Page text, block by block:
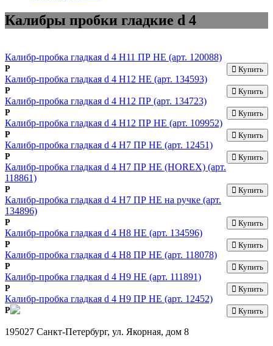
Калибры пробки гладкие d 4
Калибр-пробка гладкая d 4 Н11 ПР НЕ (арт. 120088)
Р Купить
Калибр-пробка гладкая d 4 Н12 НЕ (арт. 134593)
Р Купить
Калибр-пробка гладкая d 4 Н12 ПР (арт. 134723)
Р Купить
Калибр-пробка гладкая d 4 Н12 ПР НЕ (арт. 109952)
Р Купить
Калибр-пробка гладкая d 4 Н7 ПР НЕ (арт. 12451)
Р Купить
Калибр-пробка гладкая d 4 Н7 ПР НЕ (HOREX) (арт.
118861)
Р Купить
Калибр-пробка гладкая d 4 Н7 ПР НЕ на ручке (арт.
134896)
Р Купить
Калибр-пробка гладкая d 4 Н8 НЕ (арт. 134596)
Р Купить
Калибр-пробка гладкая d 4 Н8 ПР НЕ (арт. 118078)
Р Купить
Калибр-пробка гладкая d 4 Н9 НЕ (арт. 111891)
Р Купить
Калибр-пробка гладкая d 4 Н9 ПР НЕ (арт. 12452)
Р Купить
195027 Санкт-Петербург, ул. Якорная, дом 8